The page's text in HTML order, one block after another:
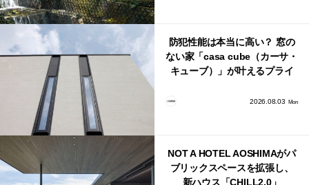
防犯性能は本当に高い？ 窓の
ない家「casa cube（カーサ・
キューブ）」が叶えるプライ
2026.08.03 Mon
NOT A HOTEL AOSHIMAがパ
ブリックスペースを拡張し、
新ハウス「CHILL2.0」